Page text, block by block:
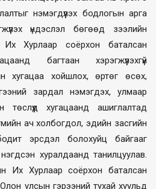
нэмэгдүүлэх бодлогын арга
үндэслэл бөгөөд зээлийн
Хурлаар соёрхон баталсан
багтаан хэрэгжүүлэхгүй
хугацаа хойшлох, өртөг өсөх,
зардал нэмэгдэх, улмаар
төслүүд хугацаанд ашиглалтад
ач холбогдол, эдийн засгийн
эрсдэл болохуйц байгааг
хуралдаанд танилцуулав.
Их Хурлаар соёрхон баталсан
улсын гэрээний тухай хуульд